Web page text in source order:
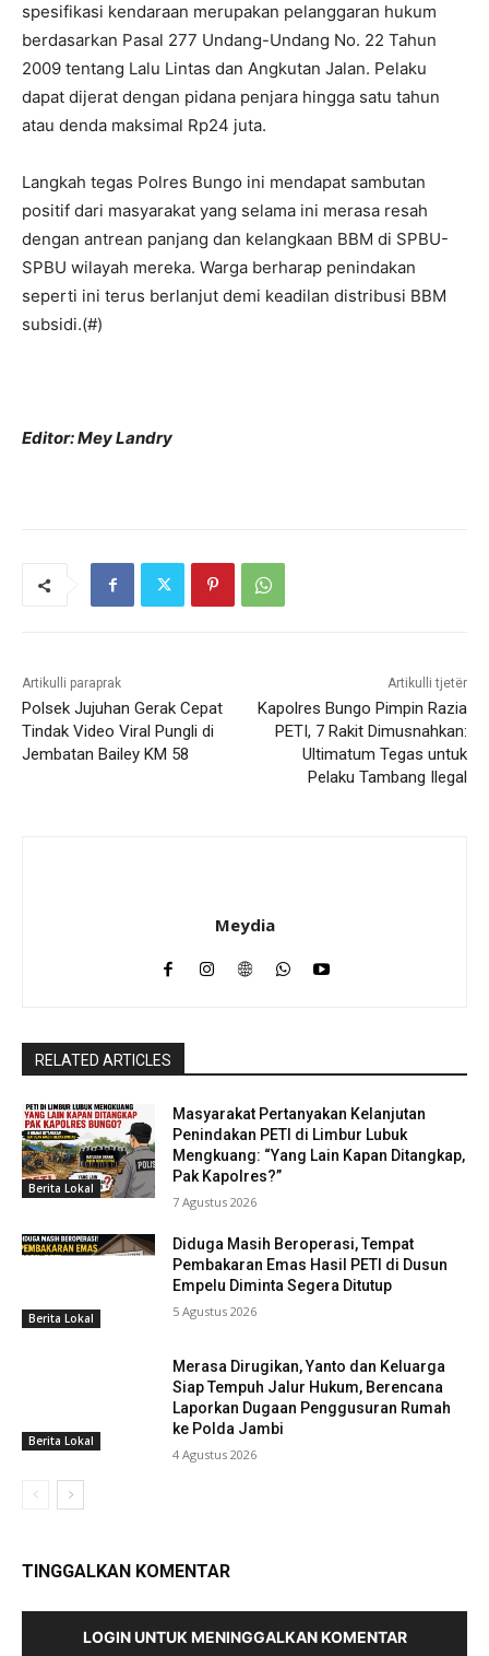
spesifikasi kendaraan merupakan pelanggaran hukum
berdasarkan Pasal 277 Undang-Undang No. 22 Tahun
2009 tentang Lalu Lintas dan Angkutan Jalan. Pelaku
dapat dijerat dengan pidana penjara hingga satu tahun
atau denda maksimal Rp24 juta.
Langkah tegas Polres Bungo ini mendapat sambutan
positif dari masyarakat yang selama ini merasa resah
dengan antrean panjang dan kelangkaan BBM di SPBU-
SPBU wilayah mereka. Warga berharap penindakan
seperti ini terus berlanjut demi keadilan distribusi BBM
subsidi.(#)
Editor: Mey Landry
Artikulli paraprak
Polsek Jujuhan Gerak Cepat
Tindak Video Viral Pungli di
Jembatan Bailey KM 58
Artikulli tjetër
Kapolres Bungo Pimpin Razia
PETI, 7 Rakit Dimusnahkan:
Ultimatum Tegas untuk
Pelaku Tambang Ilegal
Meydia
RELATED ARTICLES
Berita Lokal
Masyarakat Pertanyakan Kelanjutan
Penindakan PETI di Limbur Lubuk
Mengkuang: “Yang Lain Kapan Ditangkap,
Pak Kapolres?”
7 Agustus 2026
Berita Lokal
Diduga Masih Beroperasi, Tempat
Pembakaran Emas Hasil PETI di Dusun
Empelu Diminta Segera Ditutup
5 Agustus 2026
Berita Lokal
Merasa Dirugikan, Yanto dan Keluarga
Siap Tempuh Jalur Hukum, Berencana
Laporkan Dugaan Penggusuran Rumah
ke Polda Jambi
4 Agustus 2026
TINGGALKAN KOMENTAR
LOGIN UNTUK MENINGGALKAN KOMENTAR